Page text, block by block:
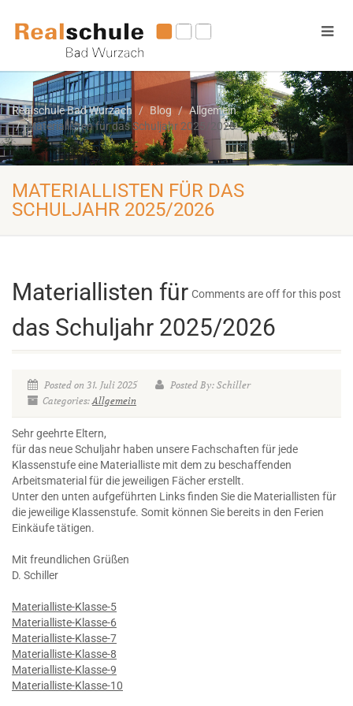
Realschule Bad Wurzach Blog
Allgemein
Materiallisten für das Schuljahr 2025/2026
MATERIALLISTEN FÜR DAS
SCHULJAHR 2025/2026
Comments are off for this post
Materiallisten für
das Schuljahr 2025/2026
Posted on 31. Juli 2025
Posted By: Schiller
Categories:Allgemein
Sehr geehrte Eltern,
für das neue Schuljahr haben unsere Fachschaften für jede
Klassenstufe eine Materialliste mit dem zu beschaffenden
Arbeitsmaterial für die jeweiligen Fächer erstellt.
Unter den unten aufgeführten Links finden Sie die Materiallisten für
die jeweilige Klassenstufe. Somit können Sie bereits in den Ferien
Einkäufe tätigen.
Mit freundlichen Grüßen
D. Schiller
Materialliste-Klasse-5
Materialliste-Klasse-6
Materialliste-Klasse-7
Materialliste-Klasse-8
Materialliste-Klasse-9
Materialliste-Klasse-10